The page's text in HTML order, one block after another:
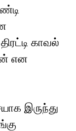
காவல்
என
இருந்து